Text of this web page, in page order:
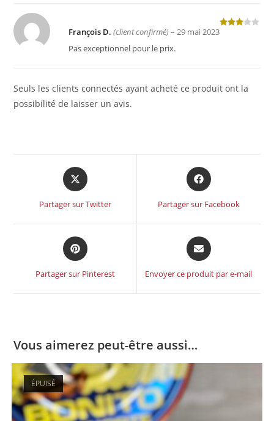
Note
François D.(client confirmé) – 29 mai 2023
Pas exceptionnel pour le prix.
Seuls les clients connectés ayant acheté ce produit ont la
possibilité de laisser un avis.
Partager sur Twitter Partager sur Facebook
Partager sur Pinterest Envoyer ce produit par e-mail
Vous aimerez peut-être aussi…
ÉPUISÉ